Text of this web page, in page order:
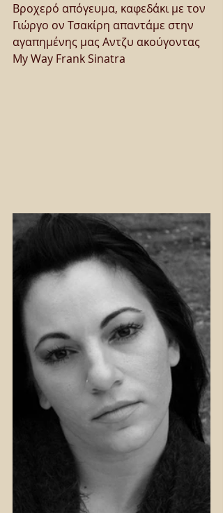
Βροχερό απόγευμα, καφεδάκι με τον
Γιώργο ον Τσακίρη απαντάμε στην
αγαπημένης μας Αντζυ ακούγοντας
My Way Frank Sinatra